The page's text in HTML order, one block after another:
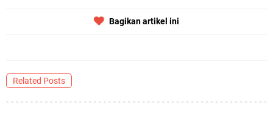
Bagikan artikel ini
Related Posts